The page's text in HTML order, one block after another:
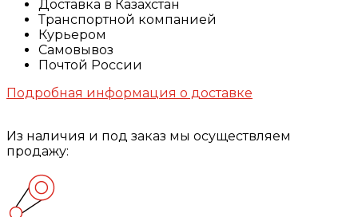
Доставка в Казахстан
Транспортной компанией
Курьером
Самовывоз
Почтой России
Подробная информация о доставке
Из наличия и под заказ мы осуществляем
продажу: